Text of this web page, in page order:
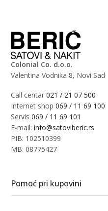
Colonial Co. d.o.o.
Valentina Vodnika 8, Novi Sad
Call centar021 / 21 07 500
Internet shop069 / 11 69 100
Servis069 / 11 69 101
E-mail:info@satoviberic.rs
PIB: 102510399
MB: 08775427
Pomoć pri kupovini